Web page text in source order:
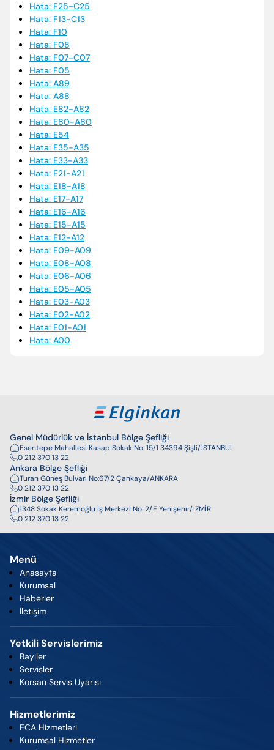
Hata: F25-C25
Hata: F13-C13
Hata: F10
Hata: F08
Hata: F07-C07
Hata: F05
Hata: A89
Hata: A88
Hata: E82-A82
Hata: E80-A80
Hata: E54
Hata: E35-A35
Hata: E33-A33
Hata: E21-A21
Hata: E18-A18
Hata: E17-A17
Hata: E16-A16
Hata: E15-A15
Hata: E12-A12
Hata: E09-A09
Hata: E08-A08
Hata: E06-A06
Hata: E05-A05
Hata: E03-A03
Hata: E02-A02
Hata: E01-A01
Hata: A00
Genel Müdürlük ve İstanbul Bölge Şefliği
Esentepe Mahallesi Kasap Sokak No: 15/1 34394 Şişli/İSTANBUL
0 212 370 13 22
Ankara Bölge Şefliği
Turan Güneş Bulvarı No:67/2 Çankaya/ANKARA
0 212 370 13 22
İzmir Bölge Şefliği
1348 Sokak Keremoğlu İş Merkezi No: 2/E Yenişehir/İZMİR
0 212 370 13 22
Menü
Anasayfa
Kurumsal
Haberler
İletişim
Yetkili Servislerimiz
Bayiler
Servisler
Korsan Servis Uyarısı
Hizmetlerimiz
ECA Hizmetleri
Kurumsal Hizmetler